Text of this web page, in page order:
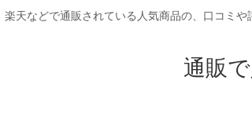
楽天などで通販されている人気商品の、口コミ
通販